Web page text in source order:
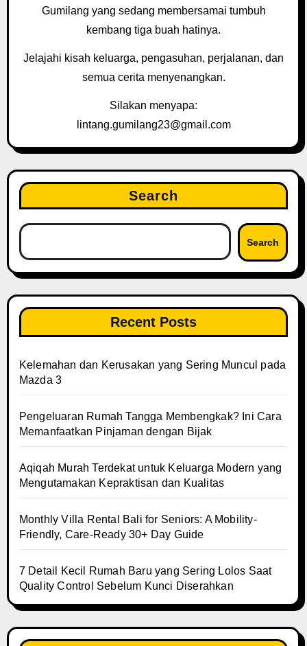
Gumilang yang sedang membersamai tumbuh
kembang tiga buah hatinya.
Jelajahi kisah keluarga, pengasuhan, perjalanan, dan
semua cerita menyenangkan.
Silakan menyapa:
lintang.gumilang23@gmail.com
Search
Search
Recent Posts
Kelemahan dan Kerusakan yang Sering Muncul pada
Mazda 3
Pengeluaran Rumah Tangga Membengkak? Ini Cara
Memanfaatkan Pinjaman dengan Bijak
Aqiqah Murah Terdekat untuk Keluarga Modern yang
Mengutamakan Kepraktisan dan Kualitas
Monthly Villa Rental Bali for Seniors: A Mobility-
Friendly, Care-Ready 30+ Day Guide
7 Detail Kecil Rumah Baru yang Sering Lolos Saat
Quality Control Sebelum Kunci Diserahkan